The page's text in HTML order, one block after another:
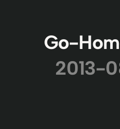
Go-
2013-